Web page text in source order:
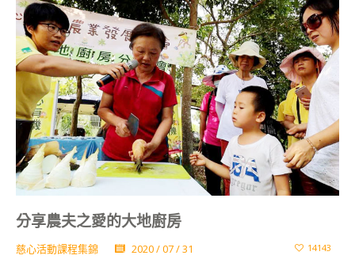
分享農夫之愛的大地廚房
慈心活動課程集錦 2020 / 07 / 31 14143